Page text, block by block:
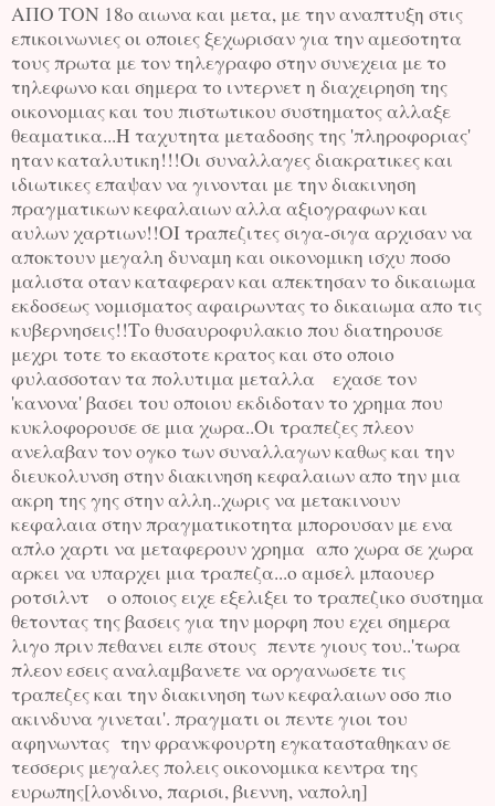
ΑΠΟ ΤΟΝ 18ο αιωνα και μετα, με την αναπτυξη στις
επικοινωνιες οι οποιες ξεχωρισαν για την αμεσοτητα
τους πρωτα με τον τηλεγραφο στην συνεχεια με το
τηλεφωνο και σημερα το ιντερνετ η διαχειρηση της
οικονομιας και του πιστωτικου συστηματος αλλαξε
θεαματικα...Η ταχυτητα μεταδοσης της 'πληροφοριας'
ηταν καταλυτικη!!!Οι συναλλαγες διακρατικες και
ιδιωτικες επαψαν να γινονται με την διακινηση
πραγματικων κεφαλαιων αλλα αξιογραφων και
αυλων χαρτιων!!ΟΙ τραπεζιτες σιγα-σιγα αρχισαν να
αποκτουν μεγαλη δυναμη και οικονομικη ισχυ ποσο
μαλιστα οταν καταφεραν και απεκτησαν το δικαιωμα
εκδοσεως νομισματος αφαιρωντας το δικαιωμα απο τις
κυβερνησεις!!Το θυσαυροφυλακιο που διατηρουσε
μεχρι τοτε το εκαστοτε κρατος και στο οποιο
φυλασσοταν τα πολυτιμα μεταλλα εχασε τον
'κανονα' βασει του οποιου εκδιδοταν το χρημα που
κυκλοφορουσε σε μια χωρα..Οι τραπεζες πλεον
ανελαβαν τον ογκο των συναλλαγων καθως και την
διευκολυνση στην διακινηση κεφαλαιων απο την μια
ακρη της γης στην αλλη..χωρις να μετακινουν
κεφαλαια στην πραγματικοτητα μπορουσαν με ενα
απλο χαρτι να μεταφερουν χρημα απο χωρα σε χωρα
αρκει να υπαρχει μια τραπεζα...ο αμσελ μπαουερ
ροτσιλντ ο οποιος ειχε εξελιξει το τραπεζικο συστημα
θετοντας της βασεις για την μορφη που εχει σημερα
λιγο πριν πεθανει ειπε στους πεντε γιους του..'τωρα
πλεον εσεις αναλαμβανετε να οργανωσετε τις
τραπεζες και την διακινηση των κεφαλαιων οσο πιο
ακινδυνα γινεται'. πραγματι οι πεντε γιοι του
αφηνωντας την φρανκφουρτη εγκατασταθηκαν σε
τεσσερις μεγαλες πολεις οικονομικα κεντρα της
ευρωπης[λονδινο, παρισι, βιεννη, ναπολη]